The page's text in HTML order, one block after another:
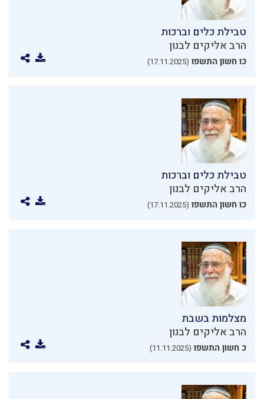
טבילת כלים וברכות
הרב אליקים לבנון
כו חשון התשפו (17.11.2025)
טבילת כלים וברכות
הרב אליקים לבנון
כו חשון התשפו (17.11.2025)
מצלמות בשבת
הרב אליקים לבנון
כ חשון התשפו (11.11.2025)